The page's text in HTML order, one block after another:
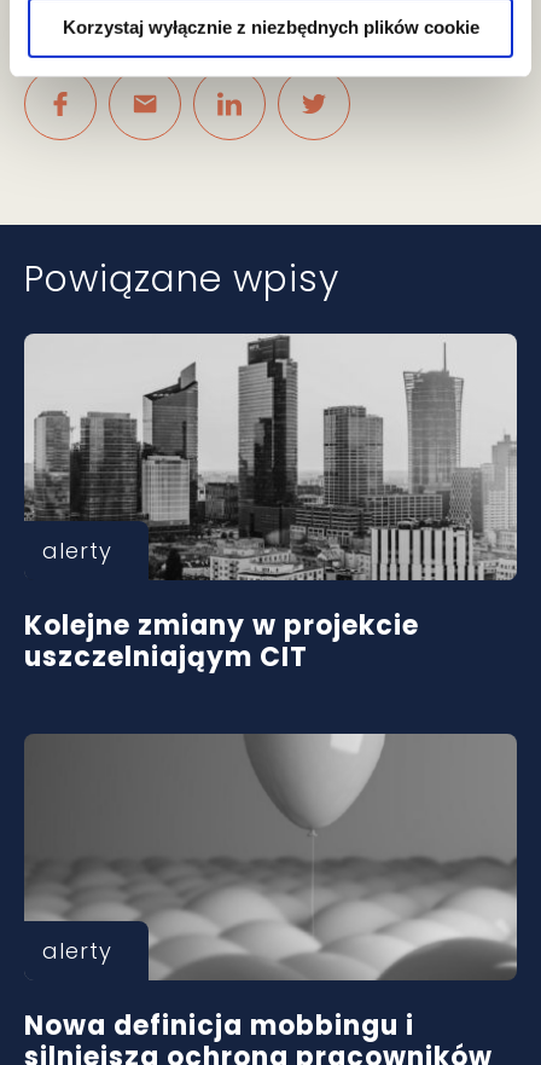
Korzystaj wyłącznie z niezbędnych plików cookie
Podziel się
Powiązane wpisy
alerty
Kolejne zmiany w projekcie
uszczelniająym CIT
alerty
Nowa definicja mobbingu i
silniejsza ochrona pracowników